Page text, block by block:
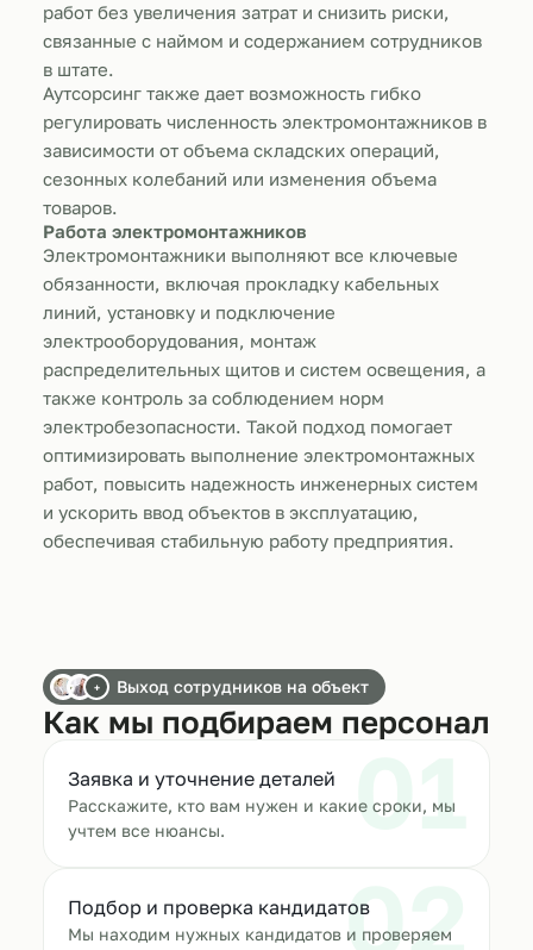
работ без увеличения затрат и снизить риски,
связанные с наймом и содержанием сотрудников
в штате.
Аутсорсинг также дает возможность гибко
регулировать численность электромонтажников в
зависимости от объема складских операций,
сезонных колебаний или изменения объема
товаров.
Работа электромонтажников
Электромонтажники выполняют все ключевые
обязанности, включая прокладку кабельных
линий, установку и подключение
электрооборудования, монтаж
распределительных щитов и систем освещения, а
также контроль за соблюдением норм
электробезопасности. Такой подход помогает
оптимизировать выполнение электромонтажных
работ, повысить надежность инженерных систем
и ускорить ввод объектов в эксплуатацию,
обеспечивая стабильную работу предприятия.
+ Выход сотрудников на объект
Как мы подбираем персонал
01
Заявка и уточнение деталей
Расскажите, кто вам нужен и какие сроки, мы
учтем все нюансы.
02
Подбор и проверка кандидатов
Мы находим нужных кандидатов и проверяем